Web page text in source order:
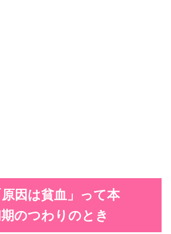
因は貧血」って本
のつわりのとき